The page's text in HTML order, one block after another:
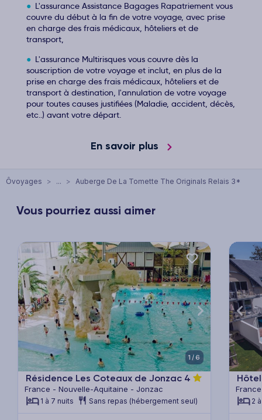
L'assurance Assistance Bagages Rapatriement vous
couvre du début à la fin de votre voyage, avec prise
en charge des frais médicaux, hôteliers et de
transport,
L'assurance Multirisques vous couvre dès la
souscription de votre voyage et inclut, en plus de la
prise en charge des frais médicaux, hôteliers et de
transport à destination, l'annulation de votre voyage
pour toutes causes justifiées (Maladie, accident, décès,
etc..) avant votre départ.
En savoir plus
Ôvoyages > ... > Auberge De La Tomette The Originals Relais 3*
Vous pourriez aussi aimer
Previous Next
1/6
Résidence Les Coteaux de Jonzac 4
France - Nouvelle-Aquitaine - Jonzac
1 à 7 nuits Sans repas (hébergement seul) 2